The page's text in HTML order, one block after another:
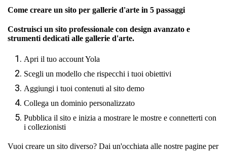
Come creare un sito per gallerie d'arte in 5 passaggi
Costruisci un sito professionale con design avanzato e
strumenti dedicati alle gallerie d'arte.
Apri il tuo account Yola
Scegli un modello che rispecchi i tuoi obiettivi
Aggiungi i tuoi contenuti al sito demo
Collega un dominio personalizzato
Pubblica il sito e inizia a mostrare le mostre e connetterti con
i collezionisti
Vuoi creare un sito diverso? Dai un'occhiata alle nostre pagine per